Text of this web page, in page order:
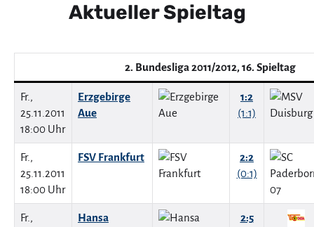
Aktueller Spieltag
2. Bundesliga 2011/2012, 16. Spieltag
Fr.,
25.11.2011
18:00 Uhr
Erzgebirge
Aue
1:2
(1:1)
Fr.,
25.11.2011
18:00 Uhr
FSV Frankfurt
2:2
(0:1)
Fr.,
Hansa
2:5